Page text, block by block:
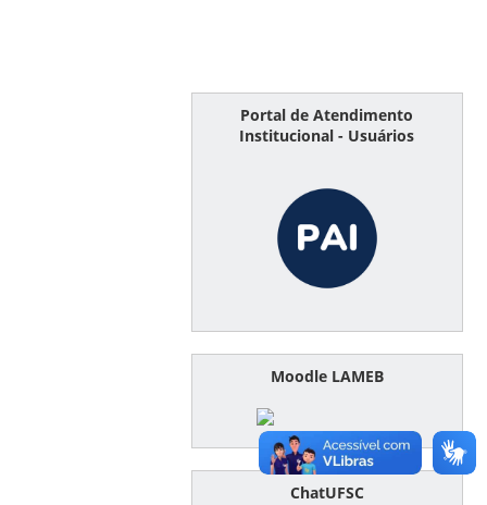
Portal de Atendimento
Institucional - Usuários
Moodle LAMEB
ChatUFSC